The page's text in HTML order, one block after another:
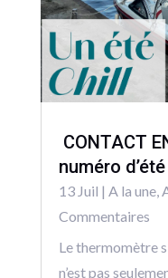
CONTACT
numéro
13 Juil | A la une,
Commentaires
Le thermomètre
n’est pas